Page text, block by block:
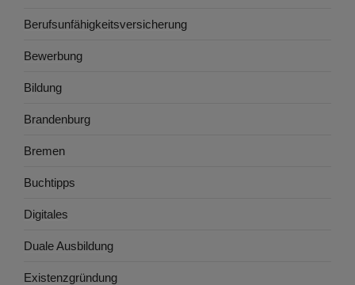
Berufsunfähigkeitsversicherung
Bewerbung
Bildung
Brandenburg
Bremen
Buchtipps
Digitales
Duale Ausbildung
Existenzgründung